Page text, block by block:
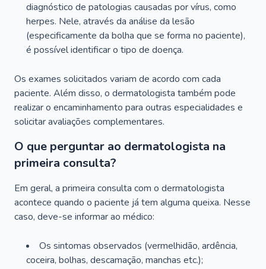
diagnóstico de patologias causadas por vírus, como
herpes. Nele, através da análise da lesão
(especificamente da bolha que se forma no paciente),
é possível identificar o tipo de doença.
Os exames solicitados variam de acordo com cada
paciente. Além disso, o dermatologista também pode
realizar o encaminhamento para outras especialidades e
solicitar avaliações complementares.
O que perguntar ao dermatologista na
primeira consulta?
Em geral, a primeira consulta com o dermatologista
acontece quando o paciente já tem alguma queixa. Nesse
caso, deve-se informar ao médico:
Os sintomas observados (vermelhidão, ardência,
coceira, bolhas, descamação, manchas etc.);